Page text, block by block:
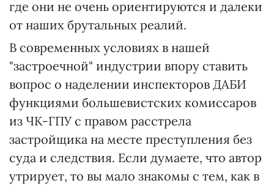
где они не очень ориентируются и далеки
от наших брутальных реалий.
В современных условиях в нашей
"застроечной" индустрии впору ставить
вопрос о наделении инспекторов ДАБИ
функциями большевистских комиссаров
из ЧК-ГПУ с правом расстрела
застройщика на месте преступления без
суда и следствия. Если думаете, что автор
утрирует, то вы мало знакомы с тем, как в